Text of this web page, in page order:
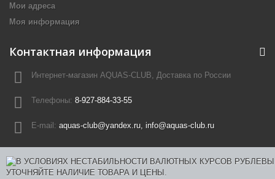
Мои адреса
Моя информация
Контактная информация
Интернет-магазин AQUAS-CLUB, Доставка по России
Телефоны: 8-927-884-33-55
E-mail: aquas-club@yandex.ru, info@aquas-club.ru